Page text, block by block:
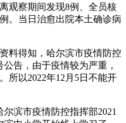
观察期间发现8例、全员核
。当日治愈出院本土确诊病
料得知，哈尔滨市疫情防控
告，由于疫情较为严重，
所以2022年12月5日不能开
滨市疫情防控指挥部2021